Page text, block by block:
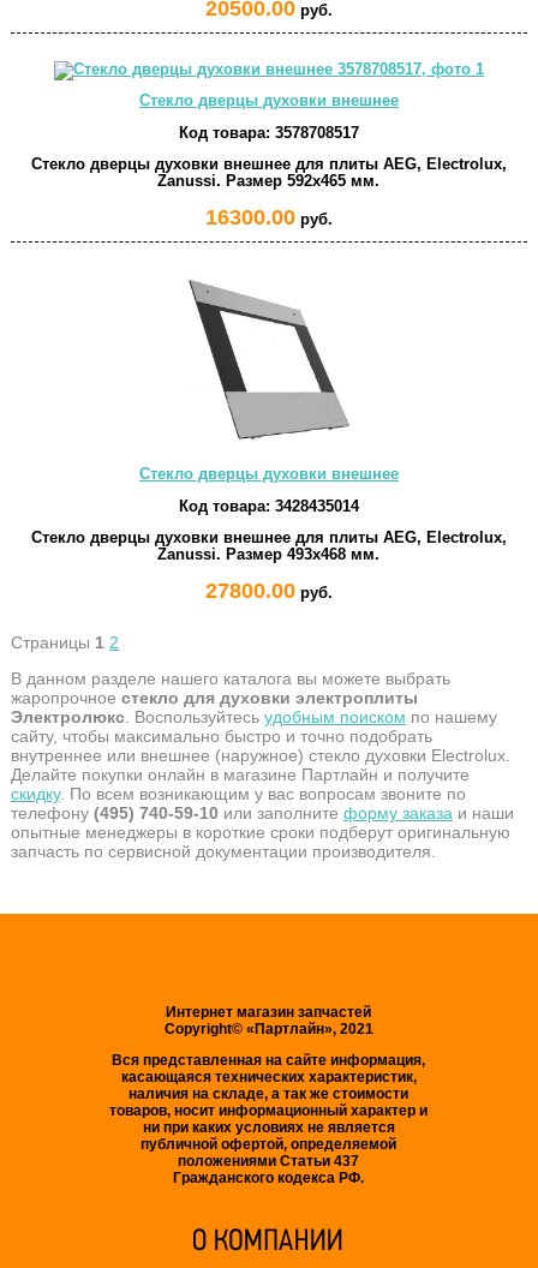
20500.00руб.
Стекло дверцы духовки внешнее
Код товара: 3578708517
Стекло дверцы духовки внешнее для плиты AEG, Electrolux,
Zanussi. Размер 592x465 мм.
16300.00руб.
Стекло дверцы духовки внешнее
Код товара: 3428435014
Стекло дверцы духовки внешнее для плиты AEG, Electrolux,
Zanussi. Размер 493x468 мм.
27800.00руб.
Страницы 1 2
В данном разделе нашего каталога вы можете выбрать
жаропрочное стекло для духовки электроплиты
Электролюкс. Воспользуйтесь удобным поиском по нашему
сайту, чтобы максимально быстро и точно подобрать
внутреннее или внешнее (наружное) стекло духовки Electrolux.
Делайте покупки онлайн в магазине Партлайн и получите
скидку. По всем возникающим у вас вопросам звоните по
телефону (495) 740-59-10или заполните форму заказа и наши
опытные менеджеры в короткие сроки подберут оригинальную
запчасть по сервисной документации производителя.
Интернет магазин запчастей
Copyright© «Партлайн», 2021
Вся представленная на сайте информация,
касающаяся технических характеристик,
наличия на складе, а так же стоимости
товаров, носит информационный характер и
ни при каких условиях не является
публичной офертой, определяемой
положениями Статьи 437
Гражданского кодекса РФ.